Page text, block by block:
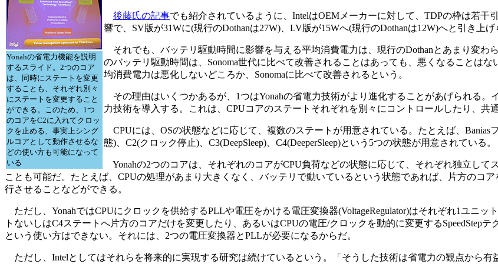
Yonahの省電力機能を説明
するスライド。2つのコア
は、同時にステートを変更
することも、それぞれ別々
にステートを変更すること
ができる。このため、1つ
のコアをC2に入れてクロッ
クを止める、事実上シング
ルコアとして動作させるな
どの使い方も可能になって
いる
後藤氏の記事でも紹介されているように、IntelはOEMメーカーに対して、TDPの枠は若
響で、SV版が31Wに(現行のDothanは27W)、LV版が15Wへ(現行のDothanは12W)へと引き上げ
それでも、バッテリ駆動時間に影響を与える平均消費電力は、現行のDothanとあまり変わ
のバッテリ駆動時間は、Sonoma世代に比べて改善されることはあっても、悪くなることは
均消費電力は悪化しないどころか、Sonomaに比べて改善されるという。
その理由はいくつかあるが、1つはYonahの省電力技術がより進化することがあげられる。
力技術を導入する。これは、CPUコアのステートそれぞれを別々にコントロールしたり、共
CPUには、OSの状態などに応じて、複数のステートが用意されている。たとえば、Banias
態)、C2(クロック停止)、C3(DeepSleep)、C4(DeeperSleep)という5つの状態が用意されている。
Yonahの2つのコアは、それぞれのコアがCPU負荷などの状態に応じて、それぞれ独立し
ことも可能だ。たとえば、CPUの処理があまり大きくなく、バッテリで動いているという状態であれば、片方のコ
行させることなどができる。
ただし、YonahではCPUにクロックを供給するPLLや電圧をかける電圧変換器(VoltageRegulator)はそれぞれ1ユニ
トないしはC4ステートへ片方のコアだけを変更したり、あるいはCPUの電圧/クロックを動的に変更するSpeedStep
という使い方はできない。それには、2つの電圧変換器とPLLが必要になるからだ。
ただし、Intelとしてはそれらを将来的に実現する研究は続けているという。「そうした技術は省電力の観点から